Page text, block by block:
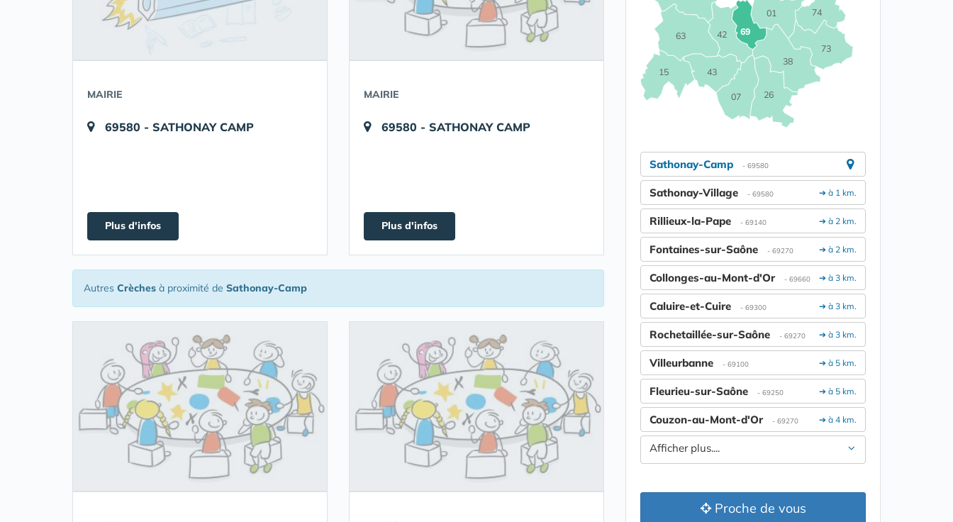
MAIRIE
69580 - SATHONAY CAMP
Plus d'infos
MAIRIE
69580 - SATHONAY CAMP
Plus d'infos
Autres Crèches à proximité de Sathonay-Camp
01
07
15
26
38
42
43
63 69
73
74
Sathonay-Camp - 69580
➔ à 1 km.
Sathonay-Village - 69580
➔ à 2 km.
Rillieux-la-Pape - 69140
➔ à 2 km.
Fontaines-sur-Saône - 69270
➔ à 3 km.
Collonges-au-Mont-d'Or - 69660
➔ à 3 km.
Caluire-et-Cuire - 69300
➔ à 3 km.
Rochetaillée-sur-Saône - 69270
➔ à 5 km.
Villeurbanne - 69100
➔ à 5 km.
Fleurieu-sur-Saône - 69250
➔ à 4 km.
Couzon-au-Mont-d'Or - 69270
Afficher plus....
Proche de vous